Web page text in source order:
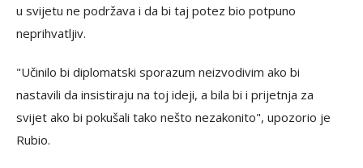
u svijetu ne podržava i da bi taj potez bio potpuno
neprihvatljiv.
"Učinilo bi diplomatski sporazum neizvodivim ako bi
nastavili da insistiraju na toj ideji, a bila bi i prijetnja za
svijet ako bi pokušali tako nešto nezakonito", upozorio je
Rubio.